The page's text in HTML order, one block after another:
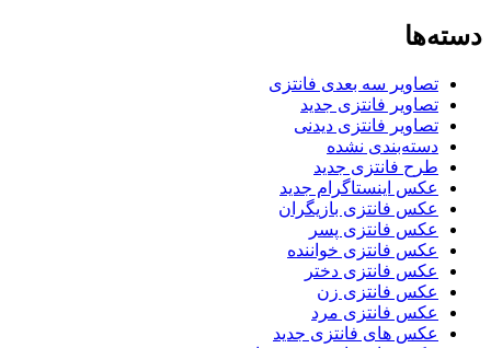
دسته‌ها
تصاویر سه بعدی فانتزی
تصاویر فانتزی جدید
تصاویر فانتزی دیدنی
دسته‌بندی نشده
طرح فانتزی جدید
عکس اینستاگرام جدید
عکس فانتزی بازیگران
عکس فانتزی پسر
عکس فانتزی خواننده
عکس فانتزی دختر
عکس فانتزی زن
عکس فانتزی مرد
عکس های فانتزی جدید